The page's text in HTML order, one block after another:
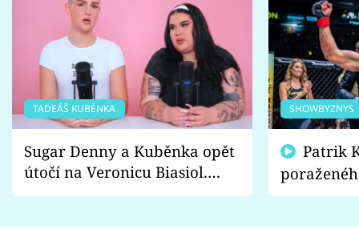
TADEÁŠ KUBĚNKA
Sugar Denny a Kuběnka opět
útočí na Veronicu Biasiol.
Proč je podle nich falešná a
SHOWBYZNYS
fanoušci